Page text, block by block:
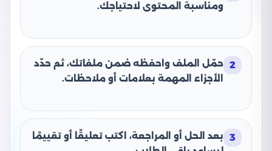
ومناسبة المحتوى لاحتياجك.
2 حمّل الملف واحفظه ضمن ملفاتك، ثم حدّد
الأجزاء المهمة بعلامات أو ملاحظات.
3
بعد الحل أو المراجعة، اكتب تعليقًا أو تقييمًا